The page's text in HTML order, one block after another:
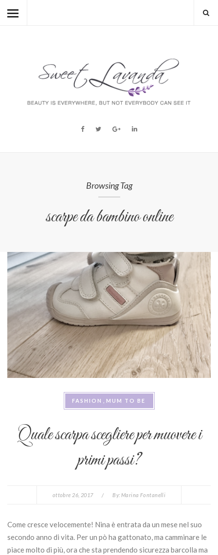
HOME
Browsing Tag
scarpe da bambino online
FASHION MUM TO BE
Quale scarpa scegliere per muovere i
primi passi?
ottobre 26, 2017 / By: Marina Fontanelli
Come cresce velocemente! Nina è entrata da un mese nel suo
secondo anno di vita. Per un pò ha gattonato, ma camminare le
piace molto di più, ora che sta prendendo sicurezza barcolla ma